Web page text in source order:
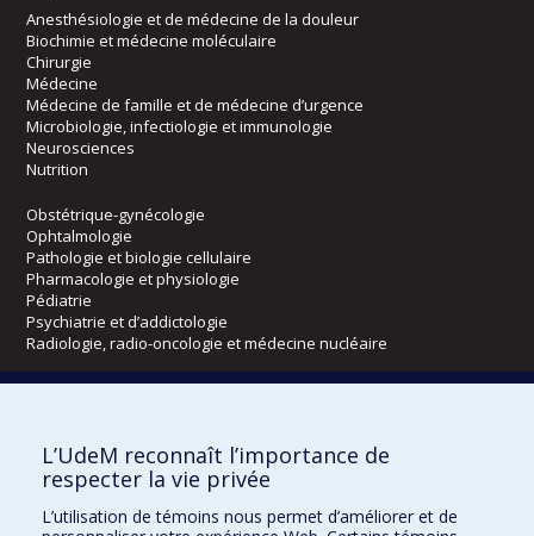
Anesthésiologie et de médecine de la douleur
Biochimie et médecine moléculaire
Chirurgie
Médecine
Médecine de famille et de médecine d’urgence
Microbiologie, infectiologie et immunologie
Neurosciences
Nutrition
Obstétrique-gynécologie
Ophtalmologie
Pathologie et biologie cellulaire
Pharmacologie et physiologie
Pédiatrie
Psychiatrie et d’addictologie
Radiologie, radio-oncologie et médecine nucléaire
Kinésiologie et des sciences de l’activité physique
Orthophonie et audiologie
L’UdeM reconnaît l’importance de
respecter la vie privée
L’utilisation de témoins nous permet d’améliorer et de